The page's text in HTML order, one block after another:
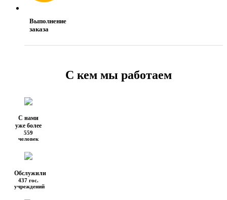
Выполнение
заказа
С кем мы работаем
С нами
уже более
559
человек
Обслужили
437 гос.
учреждений